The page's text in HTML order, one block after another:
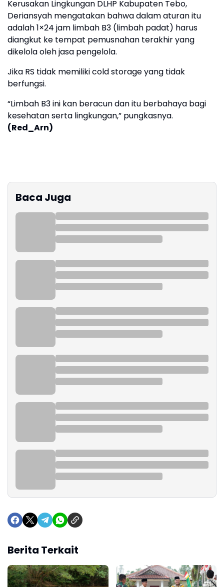
Kerusakan Lingkungan DLHP Kabupaten Tebo,
Deriansyah mengatakan bahwa dalam aturan itu
adalah 1×24 jam limbah B3 (limbah padat) harus
diangkut ke tempat pemusnahan terakhir yang
dikelola oleh jasa pengelola.
Jika RS tidak memiliki cold storage yang tidak
berfungsi.
“Limbah B3 ini kan beracun dan itu berbahaya bagi
kesehatan serta lingkungan,” pungkasnya.
(Red_Arn)
Baca Juga
Berita Terkait